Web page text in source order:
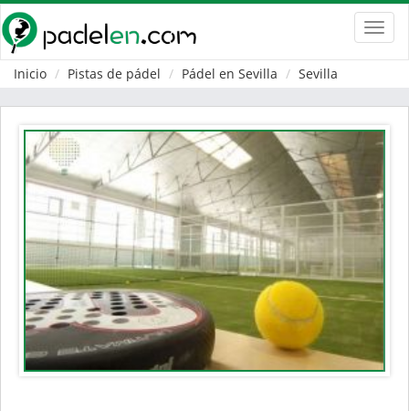
Inicio
Pistas de pádel Pádel en Sevilla Sevilla